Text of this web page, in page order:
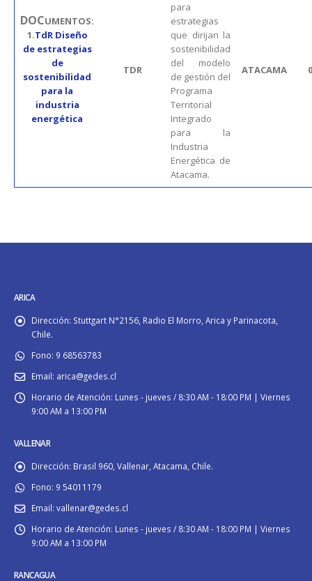
DOCUMENTOS:
1.TdR Diseño
de estrategias
de
sostenibilidad
para la
industria
energética
TDR
para
estrategias
que dirijan la
sostenibilidad
del modelo
de gestión del
Programa
Territorial
Integrado
para la
Industria
Energética de
Atacama.
ATACAMA
ARICA
Dirección: Stuttgart N°2156, Radio El Morro, Arica y Parinacota,
Chile.
Fono: 9 68563783
Email: arica@gedes.cl
Horario de Atención: Lunes - jueves / 8:30 AM - 18:00 PM | Viernes
9:00 AM a 13:00 PM
VALLENAR
Dirección: Brasil 960, Vallenar, Atacama, Chile.
Fono: 9 54011179
Email: vallenar@gedes.cl
Horario de Atención: Lunes - jueves / 8:30 AM - 18:00 PM | Viernes
9:00 AM a 13:00 PM
RANCAGUA